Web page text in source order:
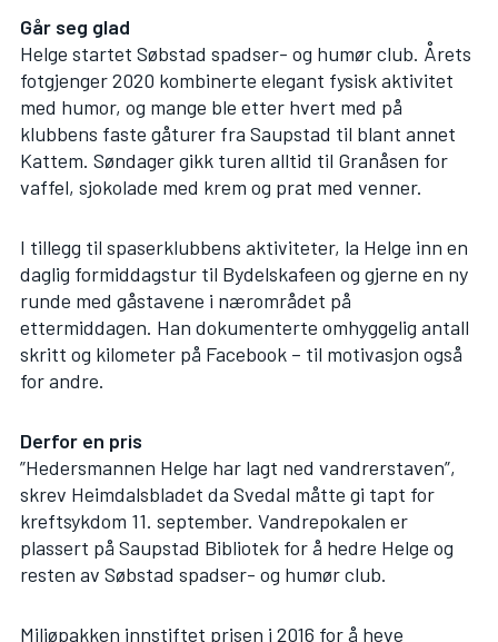
Går seg glad
Helge startet Søbstad spadser- og humør club. Årets
fotgjenger 2020 kombinerte elegant fysisk aktivitet
med humor, og mange ble etter hvert med på
klubbens faste gåturer fra Saupstad til blant annet
Kattem. Søndager gikk turen alltid til Granåsen for
vaffel, sjokolade med krem og prat med venner.
I tillegg til spaserklubbens aktiviteter, la Helge inn en
daglig formiddagstur til Bydelskafeen og gjerne en ny
runde med gåstavene i nærområdet på
ettermiddagen. Han dokumenterte omhyggelig antall
skritt og kilometer på Facebook – til motivasjon også
for andre.
Derfor en pris
”Hedersmannen Helge har lagt ned vandrerstaven”,
skrev Heimdalsbladet da Svedal måtte gi tapt for
kreftsykdom 11. september. Vandrepokalen er
plassert på Saupstad Bibliotek for å hedre Helge og
resten av Søbstad spadser- og humør club.
Miljøpakken innstiftet prisen i 2016 for å heve